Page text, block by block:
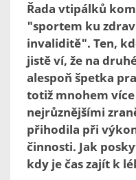
Řada vtipálků
"sportem ku
invaliditě". Ten,
jistě ví, že na
alespoň špetka
totiž mnohem
nejrůznějšími
přihodila při
činnosti. Jak
kdy je čas zajít k